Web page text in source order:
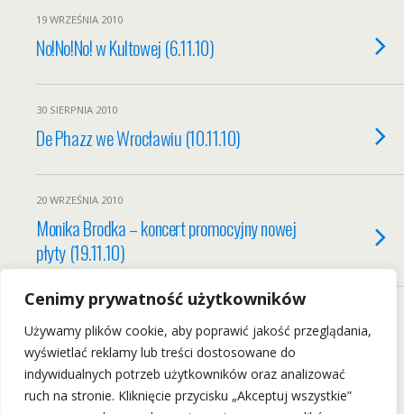
Cenimy prywatność użytkowników
Używamy plików cookie, aby poprawić jakość przeglądania,
wyświetlać reklamy lub treści dostosowane do
indywidualnych potrzeb użytkowników oraz analizować
ruch na stronie. Kliknięcie przycisku „Akceptuj wszystkie”
19 WRZEŚNIA 2010
No!No!No! w Kultowej (6.11.10)
30 SIERPNIA 2010
De Phazz we Wrocławiu (10.11.10)
20 WRZEŚNIA 2010
Monika Brodka – koncert promocyjny nowej
płyty (19.11.10)
Back to top